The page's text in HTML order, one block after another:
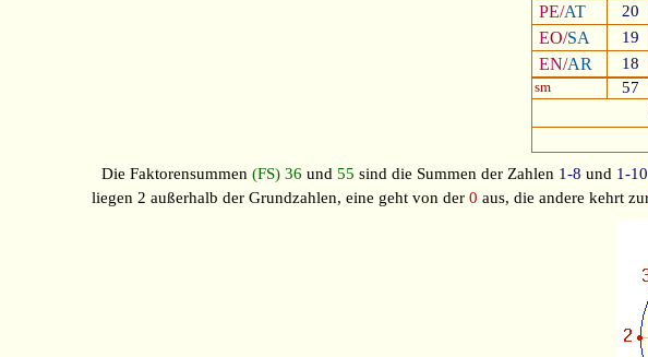
PE/AT 20
EO/SA 19
EN/AR 18
sm 57
Die Faktorensummen(FS) 36 und55 sind die Summen der Zahlen 1-8 und 1-10
liegen 2 außerhalb der Grundzahlen, eine geht von der 0 aus, die andere kehrt